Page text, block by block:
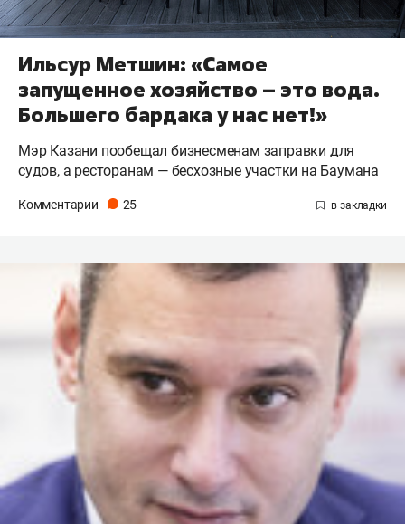
Ильсур Метшин: «Самое
запущенное хозяйство – это вода.
Большего бардака у нас нет!»
Мэр Казани пообещал бизнесменам заправки для
судов, а ресторанам — бесхозные участки на Баумана
Комментарии 25